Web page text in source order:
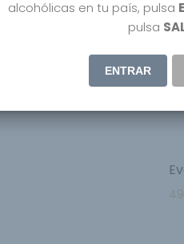
alcohólicas en tu país, pulsa
pulsa
ENTRAR